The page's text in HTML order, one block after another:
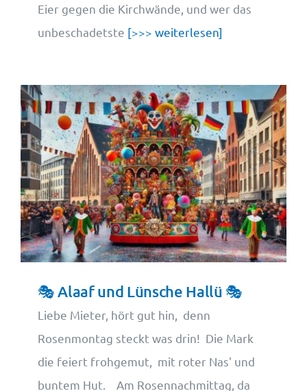
Eier gegen die Kirchwände, und wer das
unbeschadetste [>>> weiterlesen]
🎭 Alaaf und Lünsche Hallü 🎭
Liebe Mieter, hört gut hin, denn
Rosenmontag steckt was drin! Die Mark
die feiert frohgemut, mit roter Nas' und
buntem Hut. Am Rosennachmittag, da